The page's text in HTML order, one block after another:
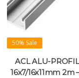
50% Sale
ACL ALU-
16x7/16x11mm 2m